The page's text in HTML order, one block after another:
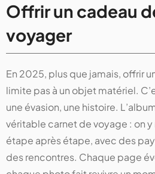
Offrir un cadeau
voyager
En 2025, plus que jamais, offrir
limite pas à un objet matériel.
une évasion, une histoire.
véritable carnet de voyage : on
étape après étape, avec des
des rencontres. Chaque page